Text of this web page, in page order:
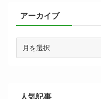
アーカイブ
人気記事